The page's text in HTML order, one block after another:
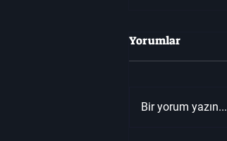
Yorumlar
Bir yorum yazın...